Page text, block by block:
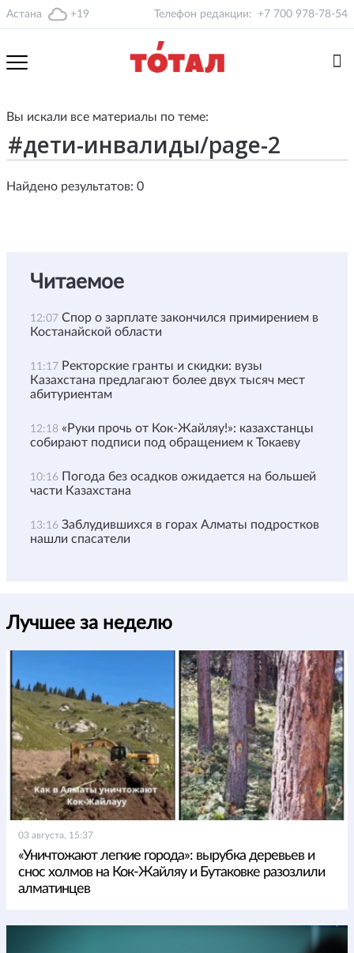
Астана +19 Телефон редакции: +7 700 978-78-54
Вы искали все материалы по теме:
Найдено результатов: 0
Читаемое
12:07 Спор о зарплате закончился примирением в
Костанайской области
11:17 Ректорские гранты и скидки: вузы
Казахстана предлагают более двух тысяч мест
абитуриентам
12:18 «Руки прочь от Кок-Жайляу!»: казахстанцы
собирают подписи под обращением к Токаеву
10:16 Погода без осадков ожидается на большей
части Казахстана
13:16 Заблудившихся в горах Алматы подростков
нашли спасатели
Лучшее за неделю
03 августа, 15:37
«Уничтожают легкие города»: вырубка деревьев и
снос холмов на Кок-Жайляу и Бутаковке разозлили
алматинцев